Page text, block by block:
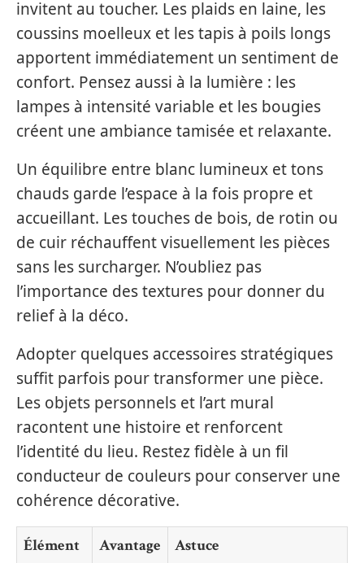
invitent au toucher. Les plaids en laine, les
coussins moelleux et les tapis à poils longs
apportent immédiatement un sentiment de
confort. Pensez aussi à la lumière : les
lampes à intensité variable et les bougies
créent une ambiance tamisée et relaxante.
Un équilibre entre blanc lumineux et tons
chauds garde l’espace à la fois propre et
accueillant. Les touches de bois, de rotin ou
de cuir réchauffent visuellement les pièces
sans les surcharger. N’oubliez pas
l’importance des textures pour donner du
relief à la déco.
Adopter quelques accessoires stratégiques
suffit parfois pour transformer une pièce.
Les objets personnels et l’art mural
racontent une histoire et renforcent
l’identité du lieu. Restez fidèle à un fil
conducteur de couleurs pour conserver une
cohérence décorative.
Élément Avantage Astuce